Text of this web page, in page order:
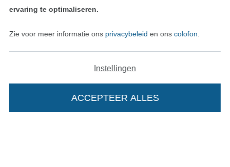
Recht op retournering
ervaring te optimaliseren.
Zie voor meer informatie ons privacybeleid en ons colofon
Instellingen
ACCEPTEER ALLES